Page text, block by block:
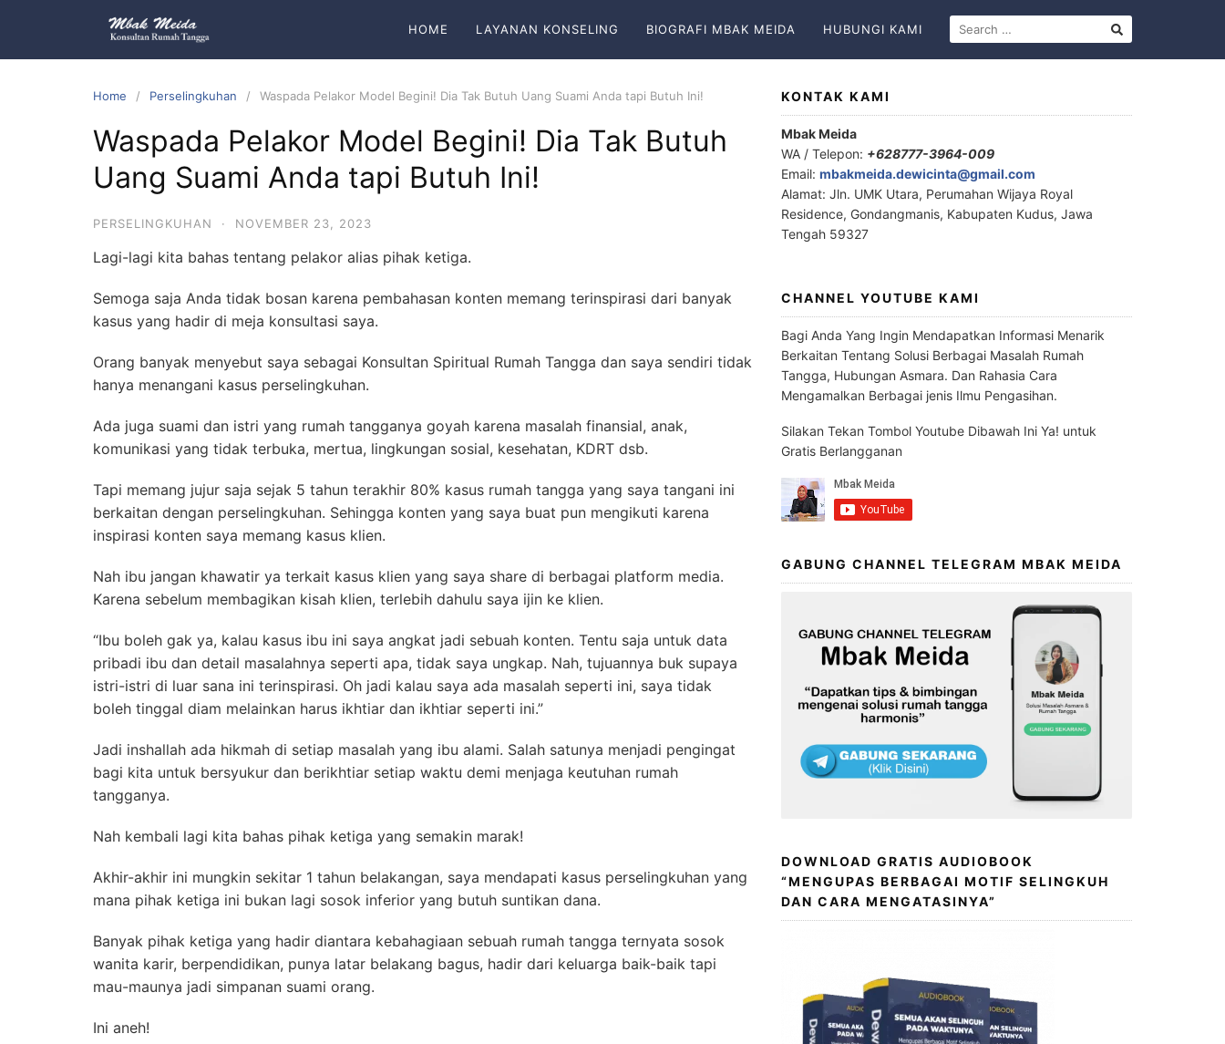
HOME LAYANAN KONSELING BIOGRAFI MBAK MEIDA HUBUNGI KAMI
Home Perselingkuhan Waspada Pelakor Model Begini! Dia Tak Butuh Uang Suami Anda tapi Butuh Ini!
Waspada Pelakor Model Begini! Dia Tak Butuh
Uang Suami Anda tapi Butuh Ini!
PERSELINGKUHAN · NOVEMBER 23, 2023
Lagi-lagi kita bahas tentang pelakor alias pihak ketiga.
Semoga saja Anda tidak bosan karena pembahasan konten memang terinspirasi dari banyak
kasus yang hadir di meja konsultasi saya.
Orang banyak menyebut saya sebagai Konsultan Spiritual Rumah Tangga dan saya sendiri tidak
hanya menangani kasus perselingkuhan.
Ada juga suami dan istri yang rumah tangganya goyah karena masalah finansial, anak,
komunikasi yang tidak terbuka, mertua, lingkungan sosial, kesehatan, KDRT dsb.
Tapi memang jujur saja sejak 5 tahun terakhir 80% kasus rumah tangga yang saya tangani ini
berkaitan dengan perselingkuhan. Sehingga konten yang saya buat pun mengikuti karena
inspirasi konten saya memang kasus klien.
Nah ibu jangan khawatir ya terkait kasus klien yang saya share di berbagai platform media.
Karena sebelum membagikan kisah klien, terlebih dahulu saya ijin ke klien.
“Ibu boleh gak ya, kalau kasus ibu ini saya angkat jadi sebuah konten. Tentu saja untuk data
pribadi ibu dan detail masalahnya seperti apa, tidak saya ungkap. Nah, tujuannya buk supaya
istri-istri di luar sana ini terinspirasi. Oh jadi kalau saya ada masalah seperti ini, saya tidak
boleh tinggal diam melainkan harus ikhtiar dan ikhtiar seperti ini.”
Jadi inshallah ada hikmah di setiap masalah yang ibu alami. Salah satunya menjadi pengingat
bagi kita untuk bersyukur dan berikhtiar setiap waktu demi menjaga keutuhan rumah
tangganya.
Nah kembali lagi kita bahas pihak ketiga yang semakin marak!
Akhir-akhir ini mungkin sekitar 1 tahun belakangan, saya mendapati kasus perselingkuhan yang
mana pihak ketiga ini bukan lagi sosok inferior yang butuh suntikan dana.
Banyak pihak ketiga yang hadir diantara kebahagiaan sebuah rumah tangga ternyata sosok
wanita karir, berpendidikan, punya latar belakang bagus, hadir dari keluarga baik-baik tapi
mau-maunya jadi simpanan suami orang.
Ini aneh!
KONTAK KAMI
Mbak Meida
WA / Telepon: +628777-3964-009
Email: mbakmeida.dewicinta@gmail.com
Alamat: Jln. UMK Utara, Perumahan Wijaya Royal
Residence, Gondangmanis, Kabupaten Kudus, Jawa
Tengah 59327
CHANNEL YOUTUBE KAMI
Bagi Anda Yang Ingin Mendapatkan Informasi Menarik
Berkaitan Tentang Solusi Berbagai Masalah Rumah
Tangga, Hubungan Asmara. Dan Rahasia Cara
Mengamalkan Berbagai jenis Ilmu Pengasihan.
Silakan Tekan Tombol Youtube Dibawah Ini Ya! untuk
Gratis Berlangganan
GABUNG CHANNEL TELEGRAM MBAK MEIDA
DOWNLOAD GRATIS AUDIOBOOK
“MENGUPAS BERBAGAI MOTIF SELINGKUH
DAN CARA MENGATASINYA”